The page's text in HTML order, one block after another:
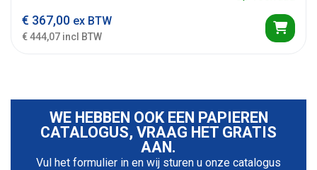
€ 367,00 ex BTW
€ 444,07 incl BTW
WE HEBBEN OOK EEN PAPIEREN
CATALOGUS, VRAAG HET GRATIS
AAN.
Vul het formulier in en wij sturen u onze catalogus